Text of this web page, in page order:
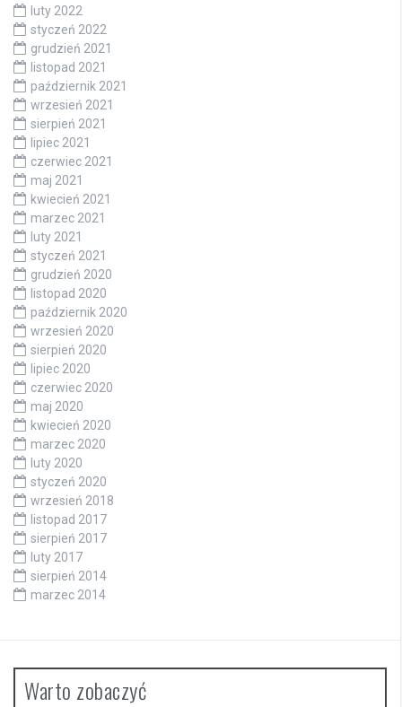
luty 2022
styczeń 2022
grudzień 2021
listopad 2021
październik 2021
wrzesień 2021
sierpień 2021
lipiec 2021
czerwiec 2021
maj 2021
kwiecień 2021
marzec 2021
luty 2021
styczeń 2021
grudzień 2020
listopad 2020
październik 2020
wrzesień 2020
sierpień 2020
lipiec 2020
czerwiec 2020
maj 2020
kwiecień 2020
marzec 2020
luty 2020
styczeń 2020
wrzesień 2018
listopad 2017
sierpień 2017
luty 2017
sierpień 2014
marzec 2014
Warto zobaczyć